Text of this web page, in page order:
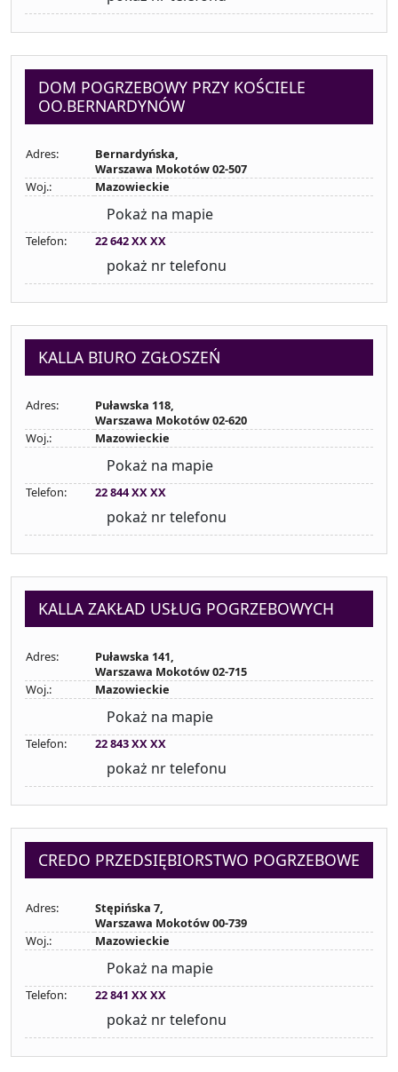
DOM POGRZEBOWY PRZY KOŚCIELE
OO.BERNARDYNÓW
Adres:
Bernardyńska,
Warszawa Mokotów 02-507
Woj.:
Mazowieckie
Pokaż na mapie
Telefon: 22 642 XX XX
pokaż nr telefonu
KALLA BIURO ZGŁOSZEŃ
Adres:
Puławska 118,
Warszawa Mokotów 02-620
Woj.:
Mazowieckie
Pokaż na mapie
Telefon: 22 844 XX XX
pokaż nr telefonu
KALLA ZAKŁAD USŁUG POGRZEBOWYCH
Adres:
Puławska 141,
Warszawa Mokotów 02-715
Woj.:
Mazowieckie
Pokaż na mapie
Telefon: 22 843 XX XX
pokaż nr telefonu
CREDO PRZEDSIĘBIORSTWO POGRZEBOWE
Adres:
Stępińska 7,
Warszawa Mokotów 00-739
Woj.:
Mazowieckie
Pokaż na mapie
Telefon: 22 841 XX XX
pokaż nr telefonu